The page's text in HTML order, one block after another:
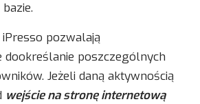
pozwalają
dookreślanie poszczególnych
Jeżeli daną aktywnością
wejście na stronę internetową